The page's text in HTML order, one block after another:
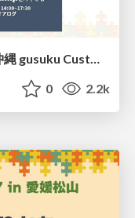
kintone 出張devCamp Vol.18＠沖縄 gusuku Customine & kintoneで簡単カスタマイズハンズオン / kintone devCamp Vol.18 gusuku Customine Hands-on
0 2.2k